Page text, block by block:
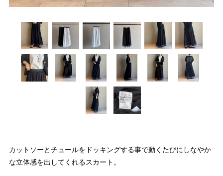
カットソーとチュールをドッキングする事で動くたびにしなやか
な立体感を出してくれるスカート。